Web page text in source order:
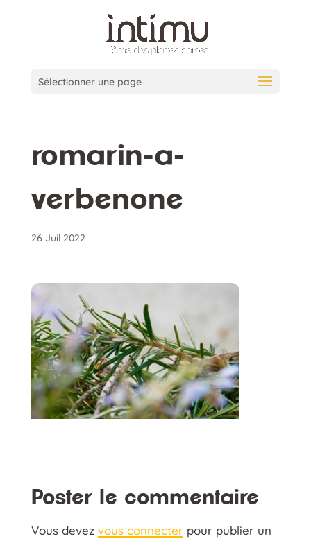
Sélectionner une page
romarin-a-
verbenone
26 Juil 2022
Poster le commentaire
Vous devez vous connecterpour publier un